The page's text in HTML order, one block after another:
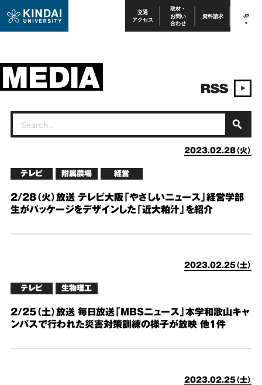
交通
アクセス
取材・
お問い
合わせ
資料請求 JP
2023.02.28（火）
テレビ 附属農場 経営
2/28（火）放送 テレビ大阪「やさしいニュース」経営学部
生がパッケージをデザインした「近大粕汁」を紹介
2023.02.25（土）
テレビ 生物理工
2/25（土）放送 毎日放送「MBSニュース」本学和歌山キャ
ンパスで行われた災害対策訓練の様子が放映 他1件
2023.02.25（土）